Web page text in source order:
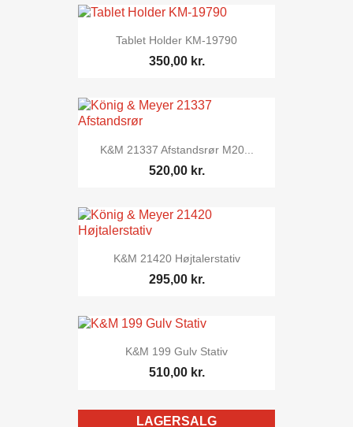
Tablet Holder KM-19790
350,00 kr.
K&M 21337 Afstandsrør M20...
520,00 kr.
K&M 21420 Højtalerstativ
295,00 kr.
K&M 199 Gulv Stativ
510,00 kr.
LAGERSALG